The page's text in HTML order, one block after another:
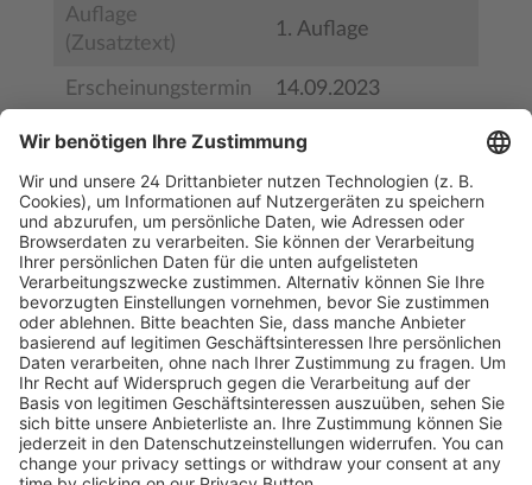
Auflage
(Zusatztext)
1. Auflage
Erscheinungstermin 14.09.2023
Bestell-Nr. 9783954668021
ISBN 978-3-95466-802-1
Kostenlose Rücksendung bis zu 14 Tage nach